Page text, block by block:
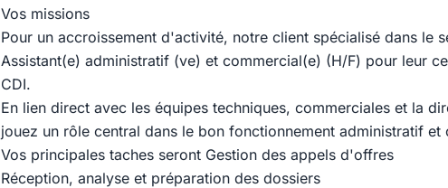
Vos missions
Pour un accroissement d'activité, notre client spécialisé dans le
Assistant(e) administratif (ve) et commercial(e) (H/F) pour leur
CDI.
En lien direct avec les équipes techniques, commerciales et la
jouez un rôle central dans le bon fonctionnement administratif
Vos principales taches seront Gestion des appels d'offres
Réception, analyse et préparation des dossiers